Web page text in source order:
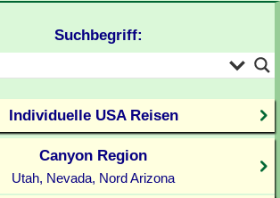
Suchbegriff:
Individuelle USA Reisen
Canyon Region
Utah, Nevada, Nord Arizona